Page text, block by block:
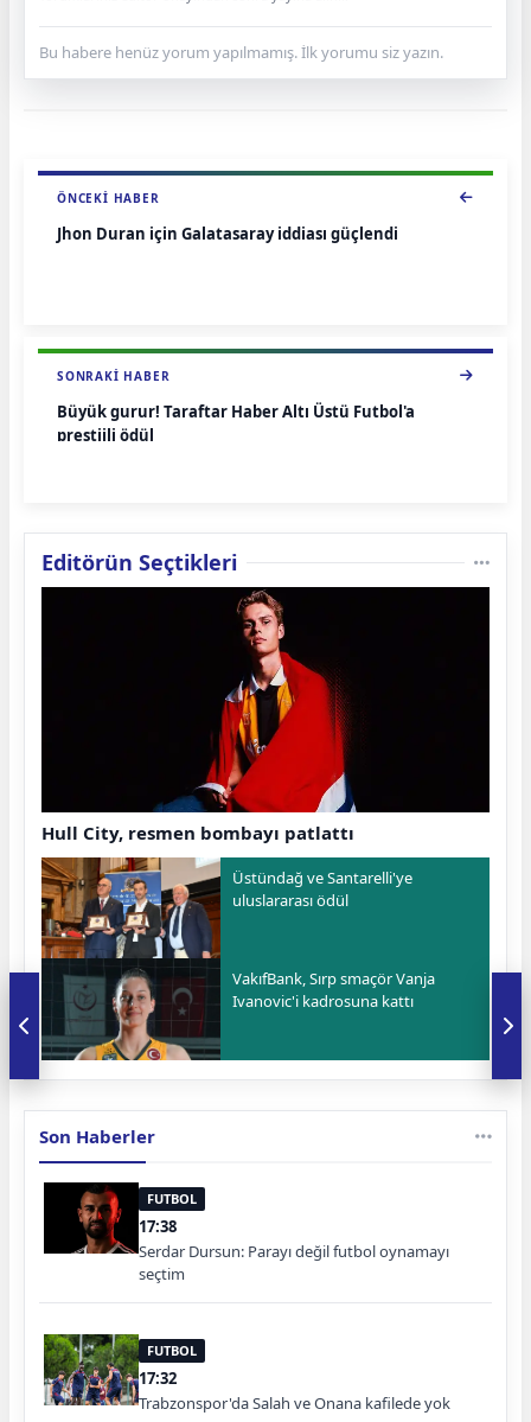
Bu habere henüz yorum yapılmamış. İlk yorumu siz yazın.
ÖNCEKI HABER
Jhon Duran için Galatasaray iddiası güçlendi
SONRAKI HABER
Büyük gurur! Taraftar Haber Altı Üstü Futbol'a
prestijli ödül
Editörün Seçtikleri
Hull City, resmen bombayı patlattı
Üstündağ ve Santarelli'ye
uluslararası ödül
VakıfBank, Sırp smaçör Vanja
Ivanovic'i kadrosuna kattı
Son Haberler
FUTBOL
17:38
Serdar Dursun: Parayı değil futbol oynamayı
seçtim
FUTBOL
17:32
Trabzonspor'da Salah ve Onana kafilede yok